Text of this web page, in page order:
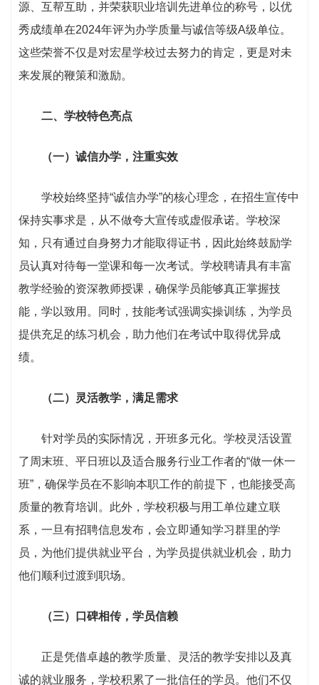
源、互帮互助，并荣获职业培训先进单位的称号，以优
秀成绩单在2024年评为办学质量与诚信等级A级单位。
这些荣誉不仅是对宏星学校过去努力的肯定，更是对未
来发展的鞭策和激励。
二、学校特色亮点
（一）诚信办学，注重实效
学校始终坚持“诚信办学”的核心理念，在招生宣传中
保持实事求是，从不做夸大宣传或虚假承诺。学校深
知，只有通过自身努力才能取得证书，因此始终鼓励学
员认真对待每一堂课和每一次考试。学校聘请具有丰富
教学经验的资深教师授课，确保学员能够真正掌握技
能，学以致用。同时，技能考试强调实操训练，为学员
提供充足的练习机会，助力他们在考试中取得优异成
绩。
（二）灵活教学，满足需求
针对学员的实际情况，开班多元化。学校灵活设置
了周末班、平日班以及适合服务行业工作者的“做一休一
班”，确保学员在不影响本职工作的前提下，也能接受高
质量的教育培训。此外，学校积极与用工单位建立联
系，一旦有招聘信息发布，会立即通知学习群里的学
员，为他们提供就业平台，为学员提供就业机会，助力
他们顺利过渡到职场。
（三）口碑相传，学员信赖
正是凭借卓越的教学质量、灵活的教学安排以及真
诚的就业服务，学校积累了一批信任的学员。他们不仅